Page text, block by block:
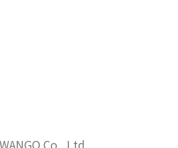
Co., Ltd.